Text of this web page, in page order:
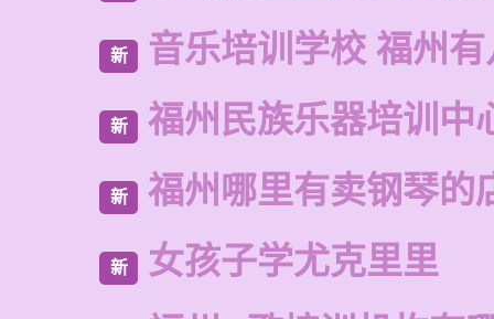
新 音乐培训学校 福州
新 福州民族乐器培训中
新 福州哪里有卖钢琴的
新
女孩子学尤克里里